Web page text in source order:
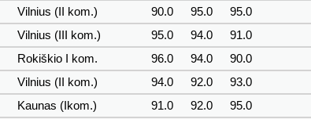
Vilnius (II kom.) 90.0 95.0 95.0
Vilnius (III kom.) 95.0 94.0 91.0
Rokiškio I kom. 96.0 94.0 90.0
Vilnius (II kom.) 94.0 92.0 93.0
Kaunas (Ikom.) 91.0 92.0 95.0